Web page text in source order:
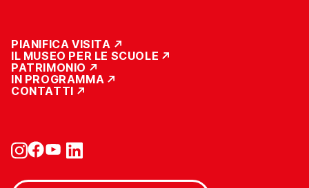
PIANIFICA VISITA
IL MUSEO PER LE SCUOLE
PATRIMONIO
IN PROGRAMMA
CONTATTI